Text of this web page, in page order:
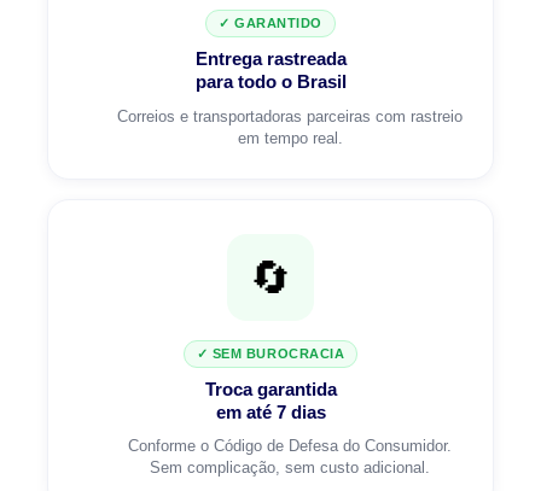
Receba o cupom no seu e-mail e use no checkout.
Válido pagando no Pix.
Quero meu cupom →
✓ GARANTIDO
Entrega rastreada
para todo o Brasil
Correios e transportadoras parceiras com rastreio
em tempo real.
🔄
✓ SEM BUROCRACIA
Troca garantida
em até 7 dias
Conforme o Código de Defesa do Consumidor.
Sem complicação, sem custo adicional.